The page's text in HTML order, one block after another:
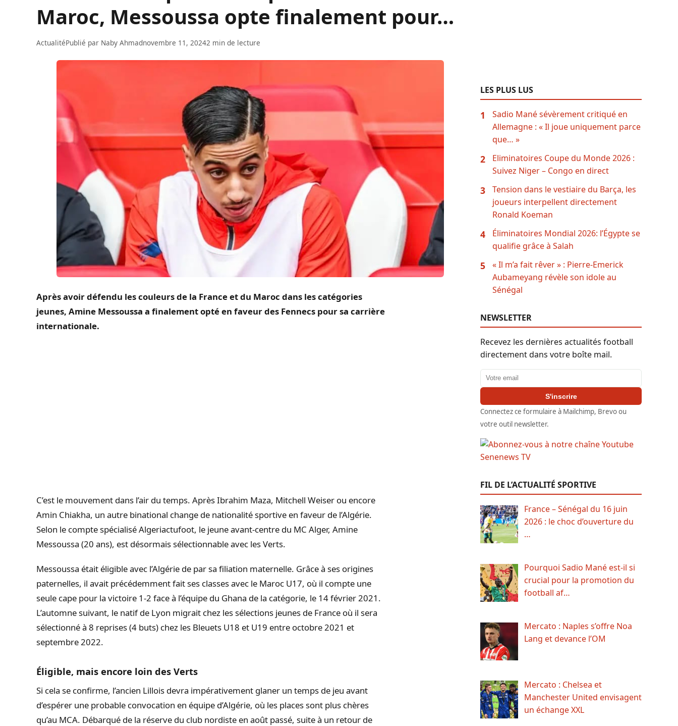
Maroc, Messoussa opte finalement pour…
ActualitéPublié par Naby Ahmadnovembre 11, 20242 min de lecture
Après avoir défendu les couleurs de la France et du Maroc dans les catégories
jeunes, Amine Messoussa a finalement opté en faveur des Fennecs pour sa carrière
internationale.
C’est le mouvement dans l’air du temps. Après Ibrahim Maza, Mitchell Weiser ou encore
Amin Chiakha, un autre binational change de nationalité sportive en faveur de l’Algérie.
Selon le compte spécialisé Algeriactufoot, le jeune avant-centre du MC Alger, Amine
Messoussa (20 ans), est désormais sélectionnable avec les Verts.
Messoussa était éligible avec l’Algérie de par sa filiation maternelle. Grâce à ses origines
paternelles, il avait précédemment fait ses classes avec le Maroc U17, où il compte une
seule cape pour la victoire 1-2 face à l’équipe du Ghana de la catégorie, le 14 février 2021.
L’automne suivant, le natif de Lyon migrait chez les sélections jeunes de France où il sera
sélectionné à 8 reprises (4 buts) chez les Bleuets U18 et U19 entre octobre 2021 et
septembre 2022.
Éligible, mais encore loin des Verts
Si cela se confirme, l’ancien Lillois devra impérativement glaner un temps de jeu avant
d’espérer une probable convocation en équipe d’Algérie, où les places sont plus chères
qu’au MCA. Débarqué de la réserve du club nordiste en août passé, suite à un retour de
LES PLUS LUS
1
Sadio Mané sévèrement critiqué en
Allemagne : « Il joue uniquement parce
que… »
2
Eliminatoires Coupe du Monde 2026 :
Suivez Niger – Congo en direct
3
Tension dans le vestiaire du Barça, les
joueurs interpellent directement
Ronald Koeman
4
Éliminatoires Mondial 2026: l’Égypte se
qualifie grâce à Salah
5
« Il m’a fait rêver » : Pierre-Emerick
Aubameyang révèle son idole au
Sénégal
NEWSLETTER
Recevez les dernières actualités football
directement dans votre boîte mail.
Adresse email
S'inscrire
Connectez ce formulaire à Mailchimp, Brevo ou
votre outil newsletter.
FIL DE L’ACTUALITÉ SPORTIVE
France – Sénégal du 16 juin
2026 : le choc d’ouverture du
…
Pourquoi Sadio Mané est-il si
crucial pour la promotion du
football af…
Mercato : Naples s’offre Noa
Lang et devance l’OM
Mercato : Chelsea et
Manchester United envisagent
un échange XXL